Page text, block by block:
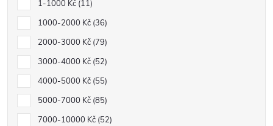
1-1000 Kč 11
1000-2000 Kč 36
2000-3000 Kč 79
3000-4000 Kč 52
4000-5000 Kč 55
5000-7000 Kč 85
7000-10000 Kč 52